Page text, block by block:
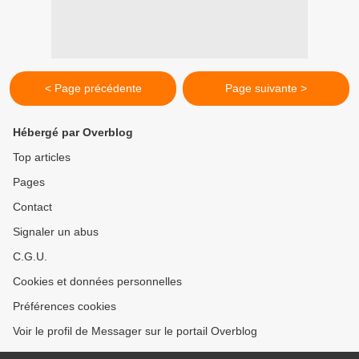
< Page précédente Page suivante >
Hébergé par Overblog
Top articles
Pages
Contact
Signaler un abus
C.G.U.
Cookies et données personnelles
Préférences cookies
Voir le profil de Messager sur le portail Overblog